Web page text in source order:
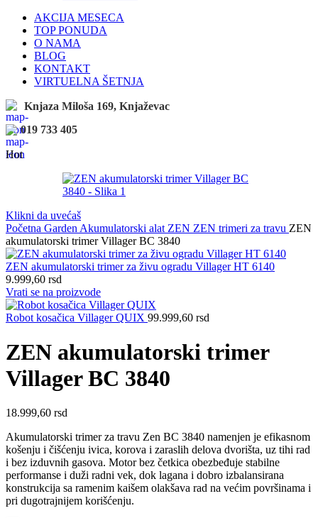
AKCIJA MESECA
TOP PONUDA
O NAMA
BLOG
KONTAKT
VIRTUELNA ŠETNJA
Knjaza Miloša 169, Knjaževac
019 733 405
Hot
Klikni da uvećaš
Početna Garden Akumulatorski alat ZEN ZEN trimeri za travu ZEN
akumulatorski trimer Villager BC 3840
ZEN akumulatorski trimer za živu ogradu Villager HT 6140
9.999,60 rsd
Vrati se na proizvode
Robot kosačica Villager QUIX 99.999,60 rsd
ZEN akumulatorski trimer
Villager BC 3840
18.999,60 rsd
Akumulatorski trimer za travu Zen BC 3840 namenjen je efikasnom
košenju i čišćenju ivica, korova i zaraslih delova dvorišta, uz tihi rad
i bez izduvnih gasova. Motor bez četkica obezbeđuje stabilne
performanse i duži radni vek, dok lagana i dobro izbalansirana
konstrukcija sa ramenim kaišem olakšava rad na većim površinama i
pri dugotrajnijem korišćenju.